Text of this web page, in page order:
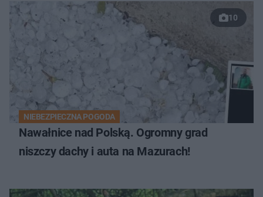
10
NIEBEZPIECZNA POGODA
Nawałnice nad Polską. Ogromny grad
niszczy dachy i auta na Mazurach!